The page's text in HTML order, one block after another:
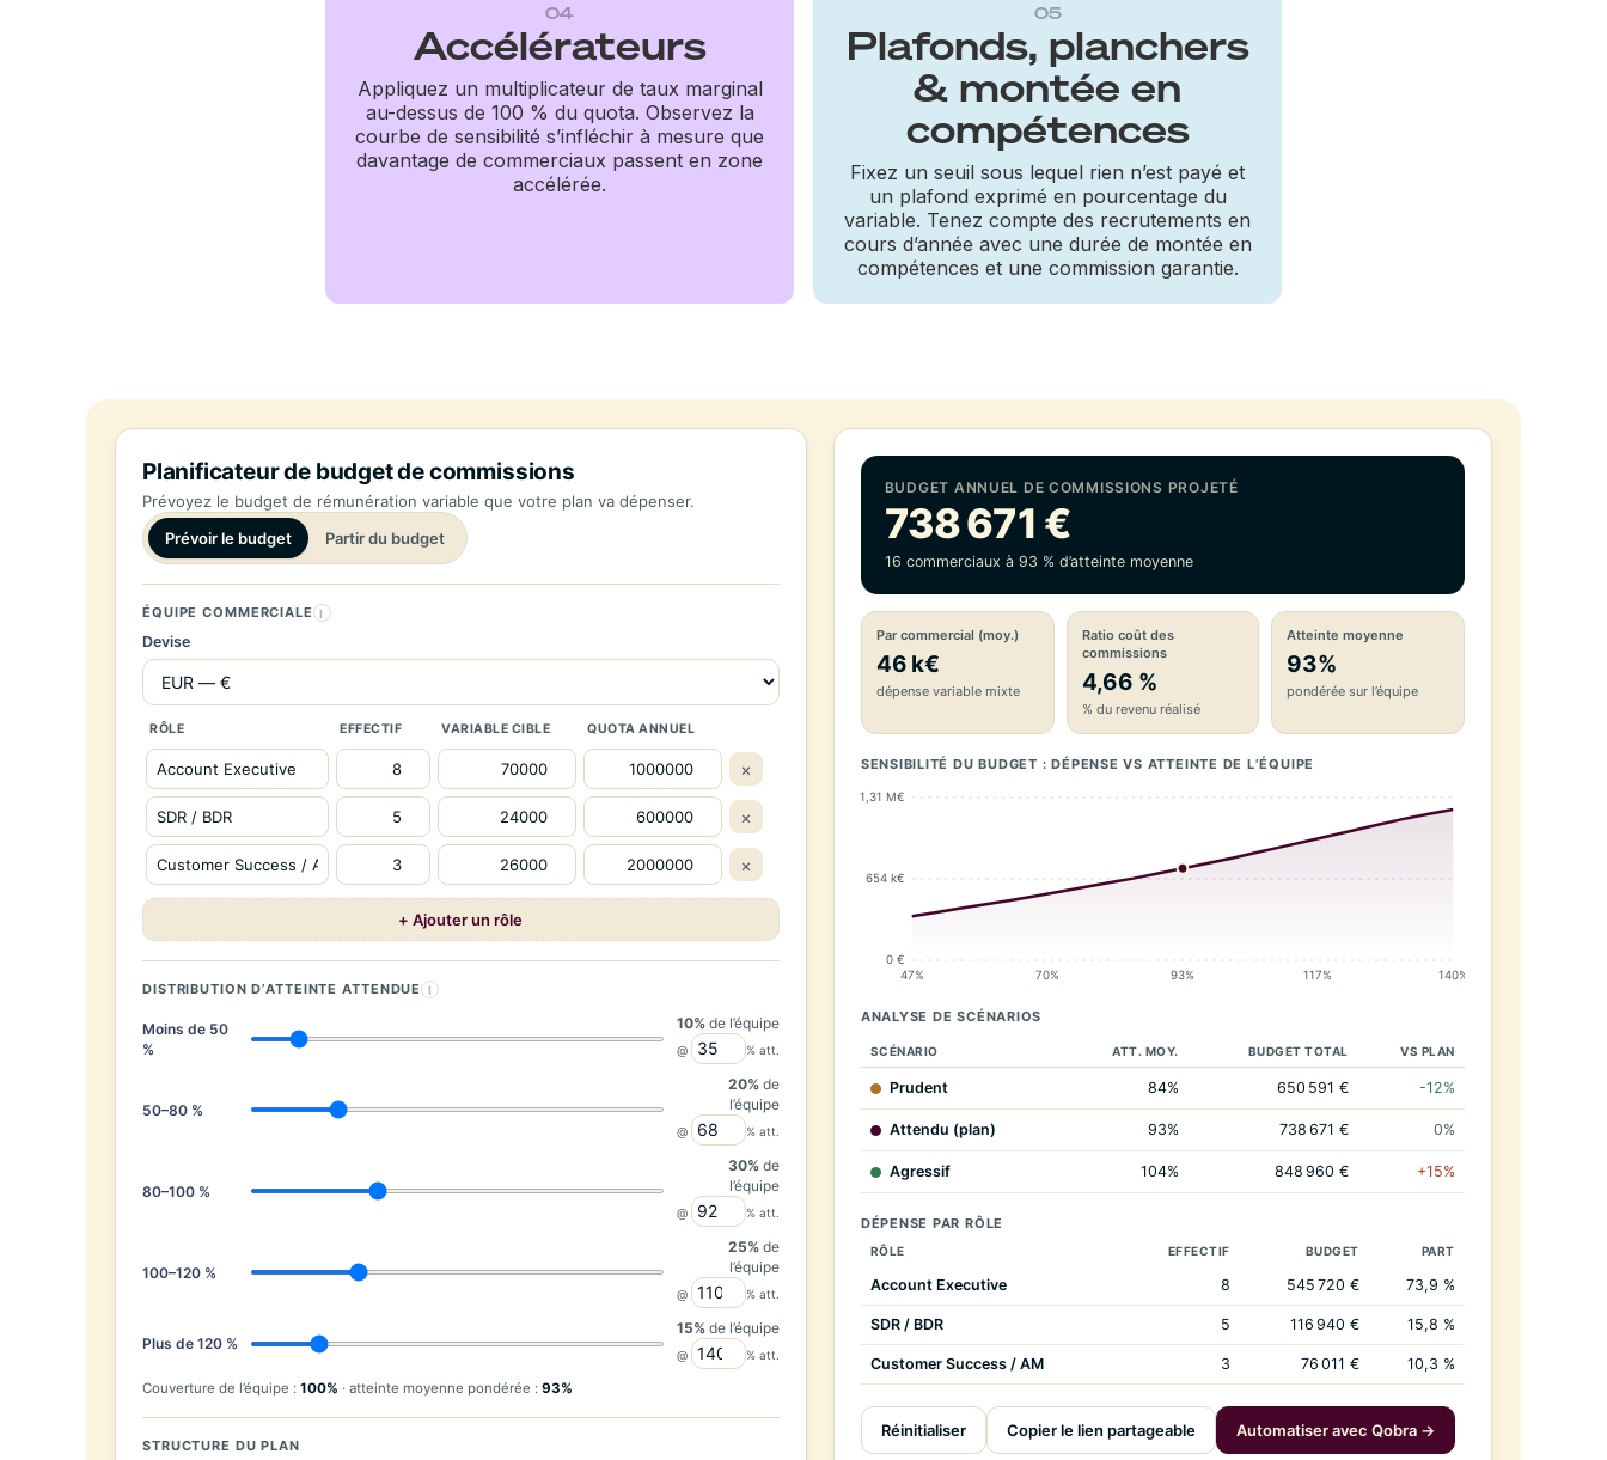
04
Accélérateurs
Appliquez un multiplicateur de taux marginal
au-dessus de 100 % du quota. Observez la
courbe de sensibilité s’infléchir à mesure que
davantage de commerciaux passent en zone
accélérée.
05
Plafonds, planchers
& montée en
compétences
Fixez un seuil sous lequel rien n’est payé et
un plafond exprimé en pourcentage du
variable. Tenez compte des recrutements en
cours d’année avec une durée de montée en
compétences et une commission garantie.
Planificateur de budget de commissions
Prévoyez le budget de rémunération variable que votre plan va dépenser.
Prévoir le budget
Partir du budget
ÉQUIPE COMMERCIALE I
Devise
RÔLE EFFECTIF VARIABLE CIBLE QUOTA ANNUEL
×
×
×
+ Ajouter un rôle
DISTRIBUTION D’ATTEINTE ATTENDUE I
Moins de 50
%
10%de l’équipe
@ % att.
50–80 %
20%de
l’équipe
@ % att.
80–100 %
30%de
l’équipe
@ % att.
100–120 %
25%de
l’équipe
@ % att.
Plus de 120 %
15%de l’équipe
@ % att.
Couverture de l’équipe : 100% · atteinte moyenne pondérée : 93%
STRUCTURE DU PLAN
BUDGET ANNUEL DE COMMISSIONS PROJETÉ
738 671 €
16 commerciaux à 93 % d’atteinte moyenne
Par commercial (moy.)
46 k€
dépense variable mixte
Ratio coût des
commissions
4,66 %
% du revenu réalisé
Atteinte moyenne
93%
pondérée sur l’équipe
SENSIBILITÉ DU BUDGET : DÉPENSE VS ATTEINTE DE L’ÉQUIPE
0 €
654 k€
1,31 M€
47% 70% 93% 117% 140%
ANALYSE DE SCÉNARIOS
SCÉNARIO ATT. MOY. BUDGET TOTAL VS PLAN
Prudent 84% 650 591 € -12%
Attendu (plan) 93% 738 671 € 0%
Agressif 104% 848 960 € +15%
DÉPENSE PAR RÔLE
RÔLE EFFECTIF BUDGET PART
Account Executive 8 545 720 € 73,9 %
SDR / BDR 5 116 940 € 15,8 %
Customer Success / AM 3 76 011 € 10,3 %
Réinitialiser Copier le lien partageable Automatiser avec Qobra →